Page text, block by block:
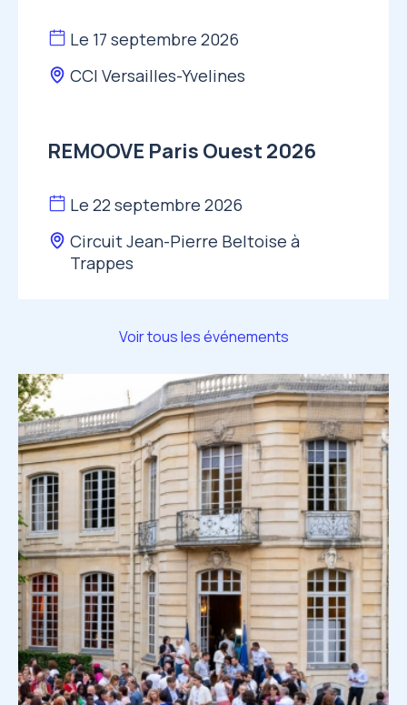
? Le 17 septembre 2026
CCI Versailles-Yvelines
REMOOVE Paris Ouest 2026
Le 22 septembre 2026
Circuit Jean-Pierre Beltoise à
Trappes
Voir tous les événements
Image